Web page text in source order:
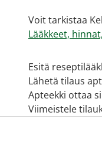
Voit tarkistaa
Lääkkeet,
Esitä
Lähetä tilaus
Apteekki ottaa
Viimeistele